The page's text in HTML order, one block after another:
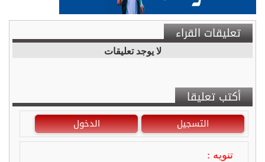
تعليقات القراء
لا يوجد تعليقات
أكتب تعليقا
التسجيل الدخول
تنويه :